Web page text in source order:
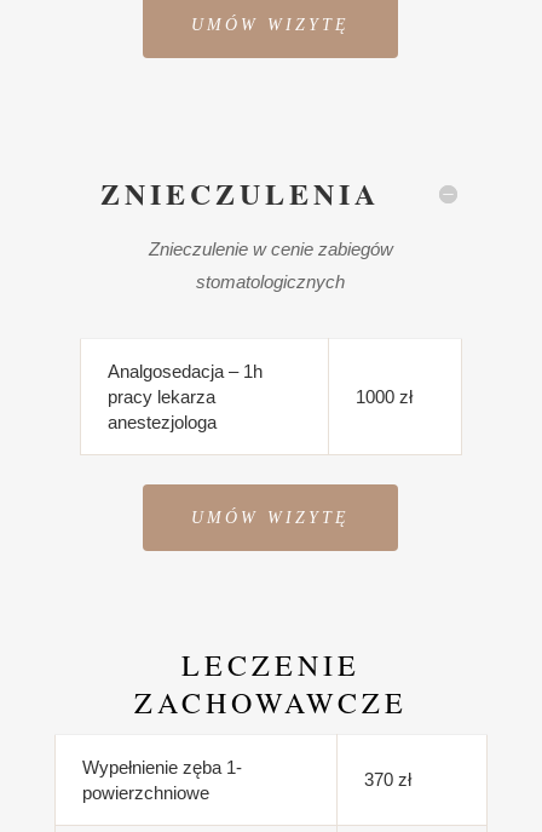
UMÓW WIZYTĘ
ZNIECZULENIA
Znieczulenie w cenie zabiegów
stomatologicznych
Analgosedacja – 1h
pracy lekarza
anestezjologa
1000 zł
UMÓW WIZYTĘ
LECZENIE
ZACHOWAWCZE
Wypełnienie zęba 1-
powierzchniowe
370 zł